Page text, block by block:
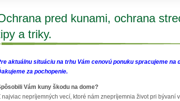
pred kunami, ochrana
a triky.
aktuálnu situáciu na trhu Vám cenovú ponuku spracujeme na
za pochopenie.
Vám kuny škodu na dome?
najviac nepríjemných vecí, ktoré nám znepríjemnia život pri bývaní